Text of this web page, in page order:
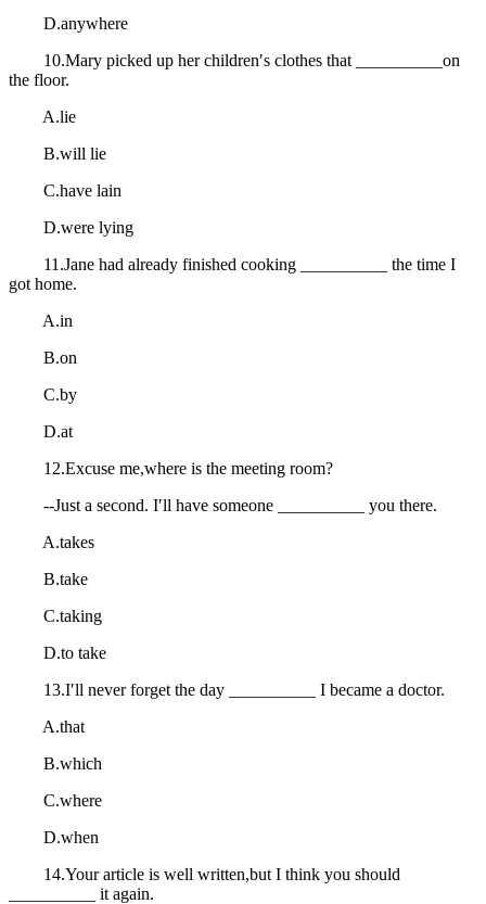
D.anywhere
10.Mary picked up her children′s clothes that __________on
the floor.
A.lie
B.will lie
C.have lain
D.were lying
11.Jane had already finished cooking __________ the time I
got home.
A.in
B.on
C.by
D.at
12.Excuse me,where is the meeting room?
--Just a second. I′ll have someone __________ you there.
A.takes
B.take
C.taking
D.to take
13.I′ll never forget the day __________ I became a doctor.
A.that
B.which
C.where
D.when
14.Your article is well written,but I think you should
__________ it again.